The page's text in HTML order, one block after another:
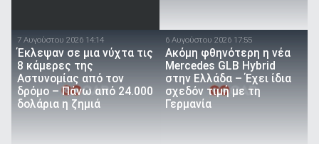
7 Αυγούστου 2026 14:14
Έκλεψαν σε μια νύχτα τις
8 κάμερες της
Αστυνομίας από τον
δρόμο – Πάνω από 24.000
δολάρια η ζημιά
6 Αυγούστου 2026 17:55
Ακόμη φθηνότερη η νέα
Mercedes GLB Hybrid
στην Ελλάδα – Έχει ίδια
σχεδόν τιμή με τη
Γερμανία